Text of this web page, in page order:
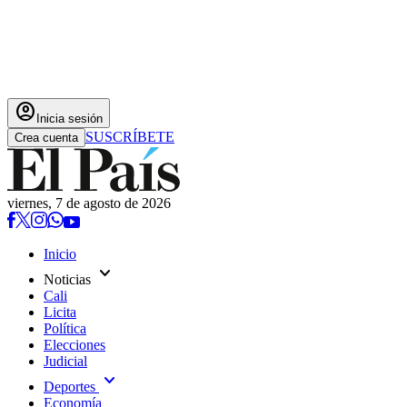
account_circle Inicia sesión
Crea cuenta SUSCRÍBETE
viernes, 7 de agosto de 2026
Inicio
Noticias expand_more
Cali
Licita
Política
Elecciones
Judicial
Deportes expand_more
Economía